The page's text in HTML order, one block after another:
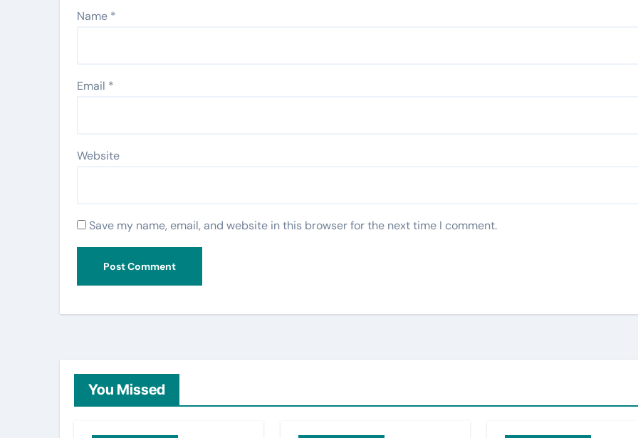
Name *
Email *
Website
Save my name, email, and website in this browser for the next time I comment.
You Missed